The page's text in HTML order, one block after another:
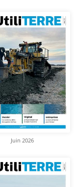
Juin 2026